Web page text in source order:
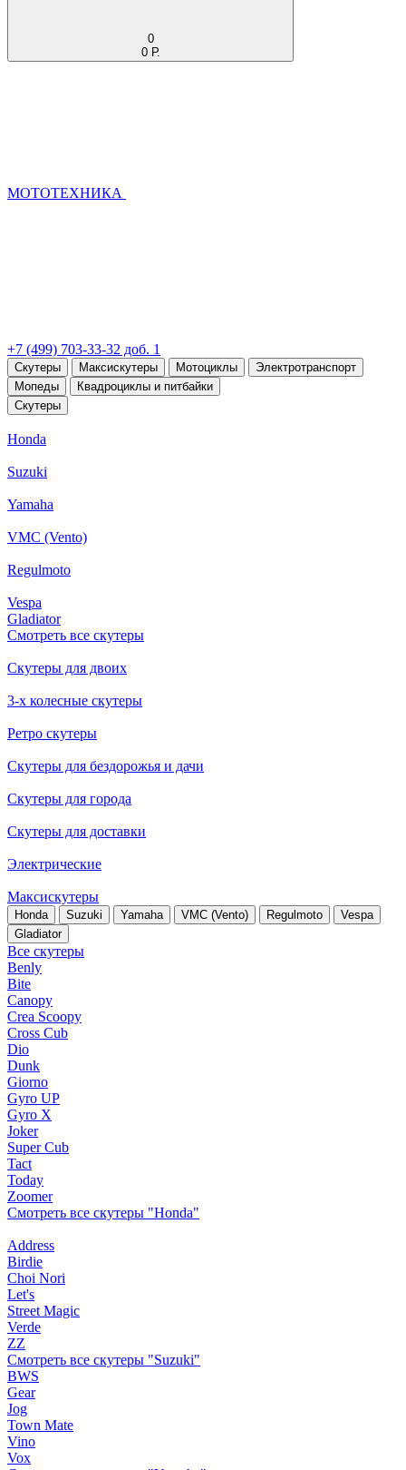
0
0 Р.
МОТОТЕХНИКА
+7 (499) 703-33-32 доб. 1
Скутеры Максискутеры Мотоциклы
Электротранспорт
Мопеды
Квадроциклы и питбайки
Скутеры
Honda
Suzuki
Yamaha
VMC (Vento)
Regulmoto
Vespa
Gladiator
Смотреть все скутеры
Скутеры для двоих
3-х колесные скутеры
Ретро скутеры
Скутеры для бездорожья и дачи
Скутеры для города
Скутеры для доставки
Электрические
Максискутеры
Honda Suzuki Yamaha VMC (Vento) Regulmoto
Vespa
Gladiator
Все скутеры
Benly
Bite
Canopy
Crea Scoopy
Cross Cub
Dio
Dunk
Giorno
Gyro UP
Gyro X
Joker
Super Cub
Tact
Today
Zoomer
Смотреть все скутеры "Honda"
Address
Birdie
Choi Nori
Let's
Street Magic
Verde
ZZ
Смотреть все скутеры "Suzuki"
BWS
Gear
Jog
Town Mate
Vino
Vox